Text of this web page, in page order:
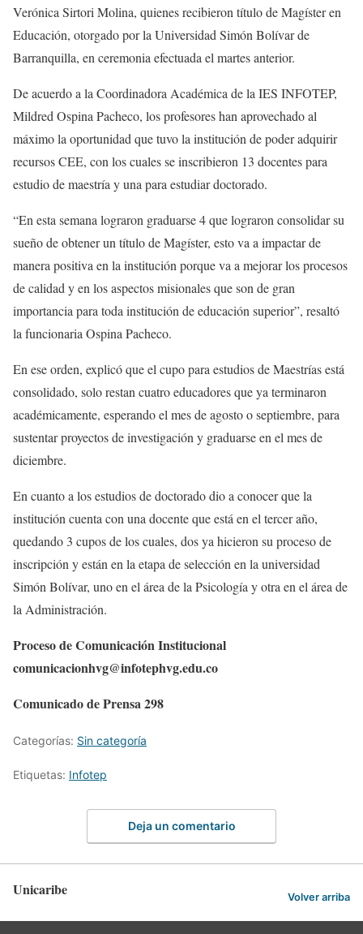
Verónica Sirtori Molina, quienes recibieron título de Magíster en
Educación, otorgado por la Universidad Simón Bolívar de
Barranquilla, en ceremonia efectuada el martes anterior.
De acuerdo a la Coordinadora Académica de la IES INFOTEP,
Mildred Ospina Pacheco, los profesores han aprovechado al
máximo la oportunidad que tuvo la institución de poder adquirir
recursos CEE, con los cuales se inscribieron 13 docentes para
estudio de maestría y una para estudiar doctorado.
“En esta semana lograron graduarse 4 que lograron consolidar su
sueño de obtener un título de Magíster, esto va a impactar de
manera positiva en la institución porque va a mejorar los procesos
de calidad y en los aspectos misionales que son de gran
importancia para toda institución de educación superior”, resaltó
la funcionaria Ospina Pacheco.
En ese orden, explicó que el cupo para estudios de Maestrías está
consolidado, solo restan cuatro educadores que ya terminaron
académicamente, esperando el mes de agosto o septiembre, para
sustentar proyectos de investigación y graduarse en el mes de
diciembre.
En cuanto a los estudios de doctorado dio a conocer que la
institución cuenta con una docente que está en el tercer año,
quedando 3 cupos de los cuales, dos ya hicieron su proceso de
inscripción y están en la etapa de selección en la universidad
Simón Bolívar, uno en el área de la Psicología y otra en el área de
la Administración.
Proceso de Comunicación Institucional
comunicacionhvg@infotephvg.edu.co
Comunicado de Prensa 298
Categorías: Sin categoría
Etiquetas: Infotep
Deja un comentario
Unicaribe Volver arriba